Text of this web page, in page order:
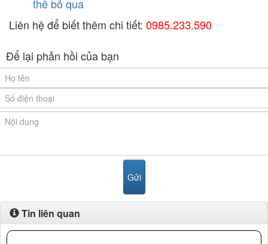
thể bỏ qua
Liên hệ để biết thêm chi tiết: 0985.233.590
Để lại phản hồi của bạn
Tin liên quan